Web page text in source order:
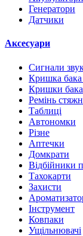
Генератори
Датчики
Аксесуари
Сигнали
Кришка
Кришки бака
Ремінь
Таблиці
Автономки
Різне
Аптечки
Домкрати
Відбійники
Тахокарти
Захисти
Інструмент
Ковпаки
Ущільнювачі